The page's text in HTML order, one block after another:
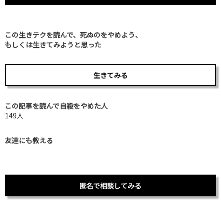
この生きテクを読んで、死ぬのをやめよう、
もしくは生きてみようと思った
生きてみる
この記事を読んで自殺をやめた人
149人
友達にも教える
匿名で相談してみる